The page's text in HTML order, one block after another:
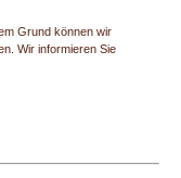
Grund können wir
Wir informieren Sie